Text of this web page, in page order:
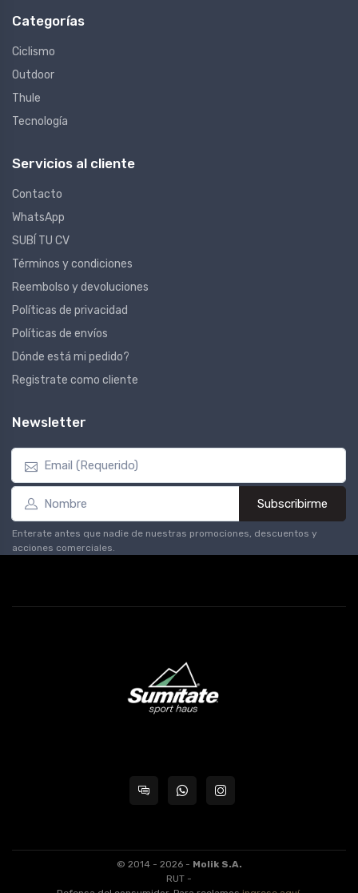
Categorías
Ciclismo
Outdoor
Thule
Tecnología
Servicios al cliente
Contacto
WhatsApp
SUBÍ TU CV
Términos y condiciones
Reembolso y devoluciones
Políticas de privacidad
Políticas de envíos
Dónde está mi pedido?
Registrate como cliente
Newsletter
Subscribirme
Enterate antes que nadie de nuestras promociones, descuentos y
acciones comerciales.
© 2014 - 2026 - Molik S.A.
RUT -